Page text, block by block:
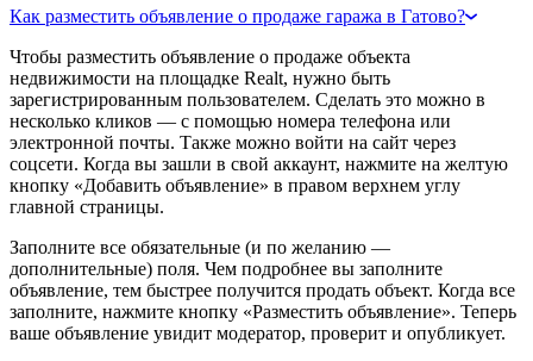
Как разместить объявление о продаже гаража в Гатово?
Чтобы разместить объявление о продаже объекта
недвижимости на площадке Realt, нужно быть
зарегистрированным пользователем. Сделать это можно в
несколько кликов — с помощью номера телефона или
электронной почты. Также можно войти на сайт через
соцсети. Когда вы зашли в свой аккаунт, нажмите на желтую
кнопку «Добавить объявление» в правом верхнем углу
главной страницы.
Заполните все обязательные (и по желанию —
дополнительные) поля. Чем подробнее вы заполните
объявление, тем быстрее получится продать объект. Когда все
заполните, нажмите кнопку «Разместить объявление». Теперь
ваше объявление увидит модератор, проверит и опубликует.